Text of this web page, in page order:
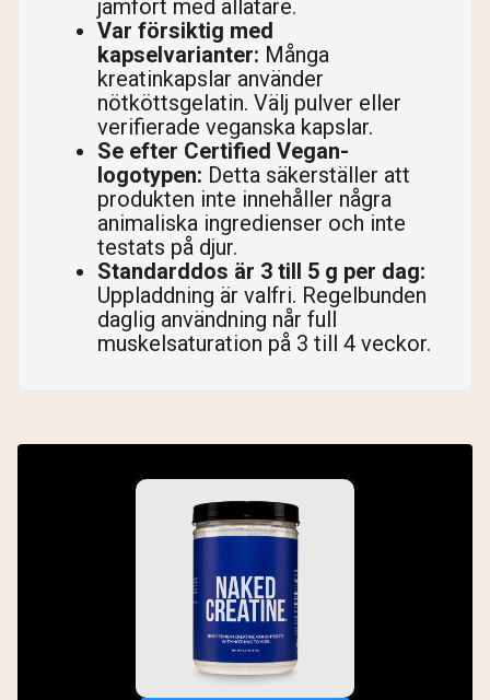
jämfört med allätare.
Var försiktig med
kapselvarianter: Många
kreatinkapslar använder
nötköttsgelatin. Välj pulver eller
verifierade veganska kapslar.
Se efter Certified Vegan-
logotypen: Detta säkerställer att
produkten inte innehåller några
animaliska ingredienser och inte
testats på djur.
Standarddos är 3 till 5 g per dag:
Uppladdning är valfri. Regelbunden
daglig användning når full
muskelsaturation på 3 till 4 veckor.